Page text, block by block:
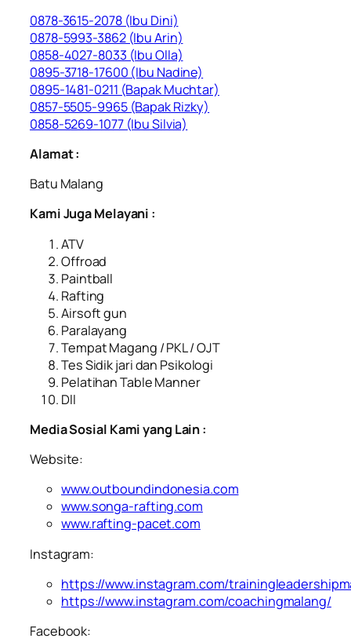
0878-3615-2078 (Ibu Dini)
0878-5993-3862 (Ibu Arin)
0858-4027-8033 (Ibu Olla)
0895-3718-17600 (Ibu Nadine)
0895-1481-0211 (Bapak Muchtar)
0857-5505-9965 (Bapak Rizky)
0858-5269-1077 (Ibu Silvia)
Alamat :
Batu Malang
Kami Juga Melayani :
ATV
Offroad
Paintball
Rafting
Airsoft gun
Paralayang
Tempat Magang / PKL / OJT
Tes Sidik jari dan Psikologi
Pelatihan Table Manner
Dll
Media Sosial Kami yang Lain :
Website:
www.outboundindonesia.com
www.songa-rafting.com
www.rafting-pacet.com
Instagram:
https://www.instagram.com/
https://www.instagram.com/coachingmalang/
Facebook: